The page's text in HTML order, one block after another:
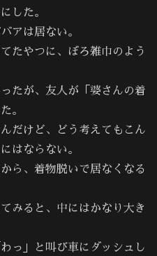
した。
アは居ない。
たやつに、ぼろ雑巾のよう
たが、友人が「婆さんの着
。
だけど、どう考えてもこん
はならない。
ら、着物脱いで居なくなる
みると、中にはかなり大き
っ」と叫び車にダッシュし